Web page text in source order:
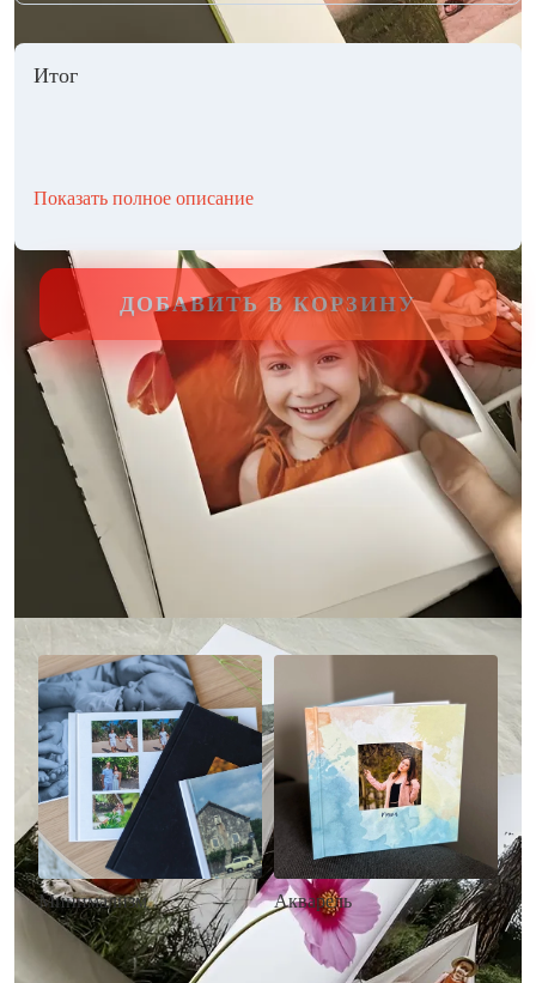
Итог
Показать полное описание
ДОБАВИТЬ В КОРЗИНУ
Другие стили фотокниг
Минимализм
• Без декора
• Выбор цвета фона
Акварель
• Декор в стиле
акварельных красок